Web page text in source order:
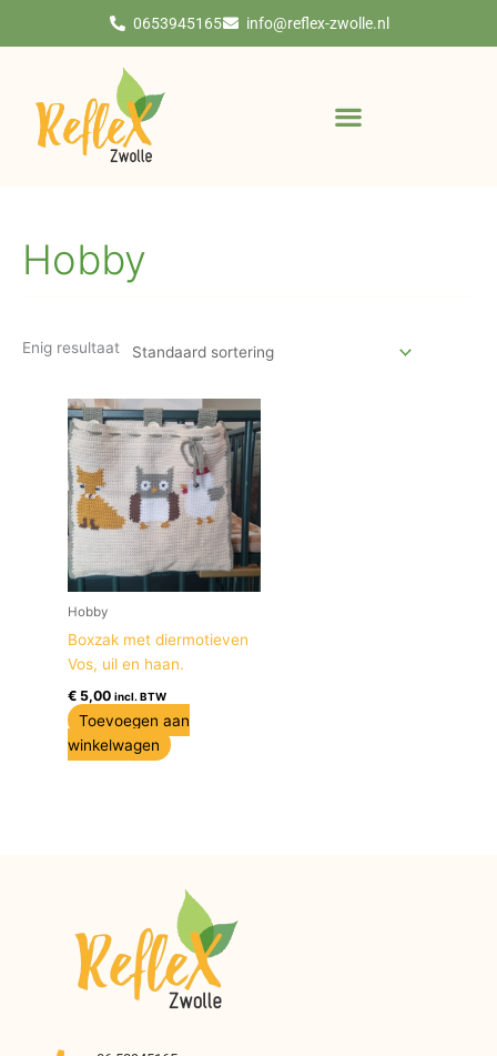
0653945165 info@reflex-zwolle.nl
Hobby
Enig resultaat
Hobby
Boxzak met diermotieven
Vos, uil en haan.
€ 5,00 incl. BTW
Toevoegen aan
winkelwagen